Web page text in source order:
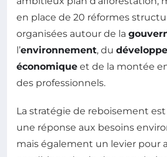
en place de 20 réformes
organisées autour de la
l’environnement, du
économique et de la montée
des professionnels.
La stratégie de reboisement
une réponse aux besoins
mais également un levier pour